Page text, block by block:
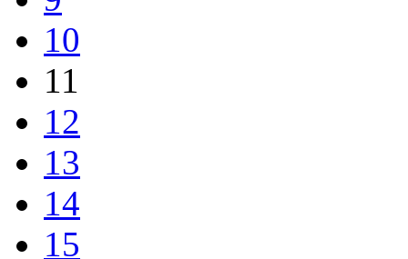
10
11
12
13
14
15